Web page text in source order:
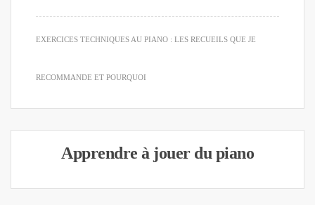
EXERCICES TECHNIQUES AU PIANO : LES RECUEILS QUE JE
RECOMMANDE ET POURQUOI
Apprendre à jouer du piano